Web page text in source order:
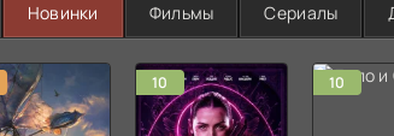
Новинки Фильмы Сериалы
10 10